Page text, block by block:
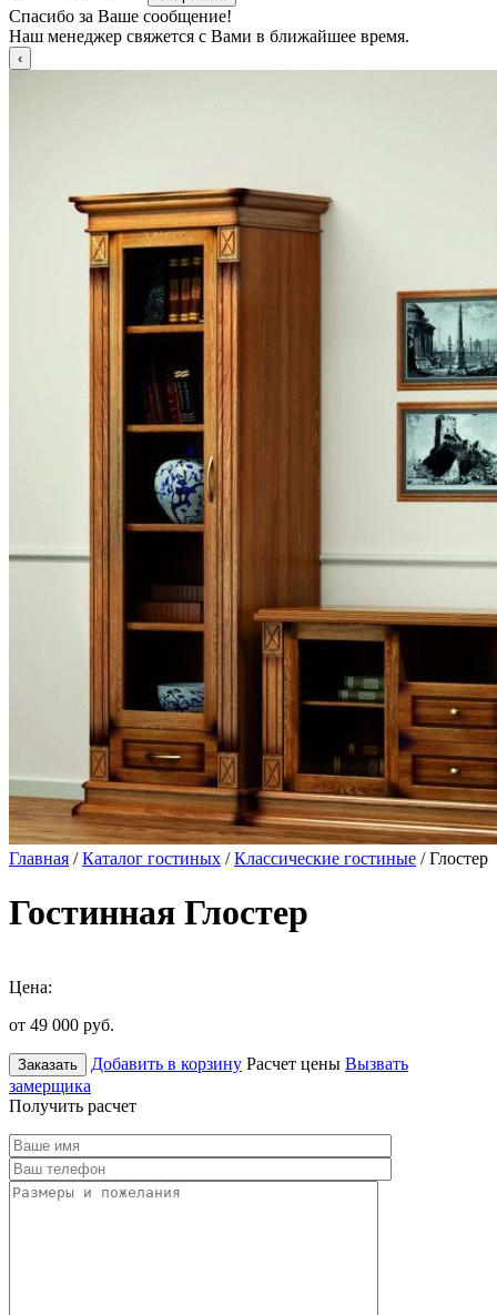
Спасибо за Ваше сообщение!
Наш менеджер свяжется с Вами в ближайшее время.
Главная /Каталог гостиных /Классические гостиные / Глостер
Гостинная Глостер
Цена:
от 49 000 руб.
Заказать Добавить в корзину Расчет цены Вызвать
замерщика
Получить расчет